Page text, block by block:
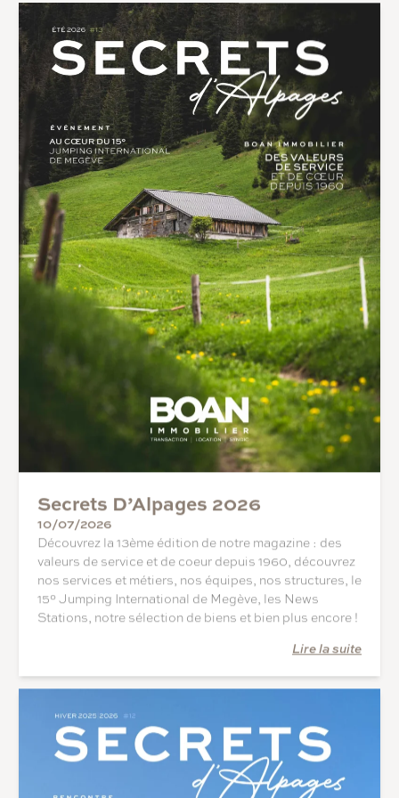
Secrets D’Alpages 2026
10/07/2026
Découvrez la 13ème édition de notre magazine : des
valeurs de service et de coeur depuis 1960, découvrez
nos services et métiers, nos équipes, nos structures, le
15° Jumping International de Megève, les News
Stations, notre sélection de biens et bien plus encore !
Lire la suite